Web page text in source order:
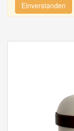
Einverstanden